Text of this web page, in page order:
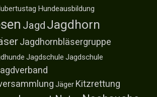
Hundeausbildung
Jagd Jagdhorn
Jagdhornbläsergruppe
Jagdschule Jagdschule
Jäger Kitzrettung